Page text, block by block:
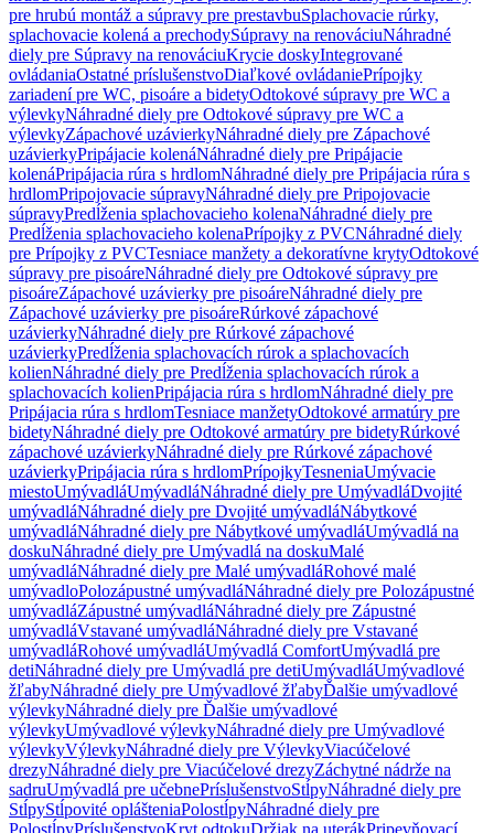
pre hrubú montáž a súpravy pre prestavbuSplachovacie rúrky,
splachovacie kolená a prechodySúpravy na renováciuNáhradné
diely pre Súpravy na renováciuKrycie doskyIntegrované
ovládaniaOstatné príslušenstvoDiaľkové ovládaniePrípojky
zariadení pre WC, pisoáre a bidetyOdtokové súpravy pre WC a
výlevkyNáhradné diely pre Odtokové súpravy pre WC a
výlevkyZápachové uzávierkyNáhradné diely pre Zápachové
uzávierkyPripájacie kolenáNáhradné diely pre Pripájacie
kolenáPripájacia rúra s hrdlomNáhradné diely pre Pripájacia rúra s
hrdlomPripojovacie súpravyNáhradné diely pre Pripojovacie
súpravyPredĺženia splachovacieho kolenaNáhradné diely pre
Predĺženia splachovacieho kolenaPrípojky z PVCNáhradné diely
pre Prípojky z PVCTesniace manžety a dekoratívne krytyOdtokové
súpravy pre pisoáreNáhradné diely pre Odtokové súpravy pre
pisoáreZápachové uzávierky pre pisoáreNáhradné diely pre
Zápachové uzávierky pre pisoáreRúrkové zápachové
uzávierkyNáhradné diely pre Rúrkové zápachové
uzávierkyPredĺženia splachovacích rúrok a splachovacích
kolienNáhradné diely pre Predĺženia splachovacích rúrok a
splachovacích kolienPripájacia rúra s hrdlomNáhradné diely pre
Pripájacia rúra s hrdlomTesniace manžetyOdtokové armatúry pre
bidetyNáhradné diely pre Odtokové armatúry pre bidetyRúrkové
zápachové uzávierkyNáhradné diely pre Rúrkové zápachové
uzávierkyPripájacia rúra s hrdlomPrípojkyTesneniaUmývacie
miestoUmývadláUmývadláNáhradné diely pre UmývadláDvojité
umývadláNáhradné diely pre Dvojité umývadláNábytkové
umývadláNáhradné diely pre Nábytkové umývadláUmývadlá na
doskuNáhradné diely pre Umývadlá na doskuMalé
umývadláNáhradné diely pre Malé umývadláRohové malé
umývadloPolozápustné umývadláNáhradné diely pre Polozápustné
umývadláZápustné umývadláNáhradné diely pre Zápustné
umývadláVstavané umývadláNáhradné diely pre Vstavané
umývadláRohové umývadláUmývadlá ComfortUmývadlá pre
detiNáhradné diely pre Umývadlá pre detiUmývadláUmývadlové
žľabyNáhradné diely pre Umývadlové žľabyĎalšie umývadlové
výlevkyNáhradné diely pre Ďalšie umývadlové
výlevkyUmývadlové výlevkyNáhradné diely pre Umývadlové
výlevkyVýlevkyNáhradné diely pre VýlevkyViacúčelové
drezyNáhradné diely pre Viacúčelové drezyZáchytné nádrže na
sadruUmývadlá pre učebnePríslušenstvoStĺpyNáhradné diely pre
StĺpyStĺpovité oplášteniaPolostĺpyNáhradné diely pre
PolostĺpyPríslušenstvoKryt odtokuDržiak na uterákPripevňovací